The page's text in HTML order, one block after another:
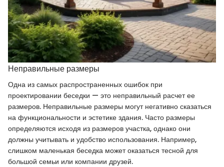
Неправильные размеры
Одна из самых распространенных ошибок при
проектировании беседки — это неправильный расчет ее
размеров. Неправильные размеры могут негативно сказаться
на функциональности и эстетике здания. Часто размеры
определяются исходя из размеров участка, однако они
должны учитывать и удобство использования. Например,
слишком маленькая беседка может оказаться тесной для
большой семьи или компании друзей.